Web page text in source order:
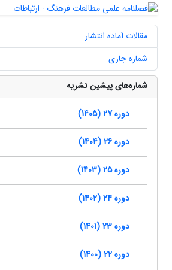
مقالات آماده انتشار
شماره جاری
شماره‌های پیشین نشریه
دوره 27 (1405)
دوره 26 (1404)
دوره 25 (1403)
دوره 24 (1402)
دوره 23 (1401)
دوره 22 (1400)